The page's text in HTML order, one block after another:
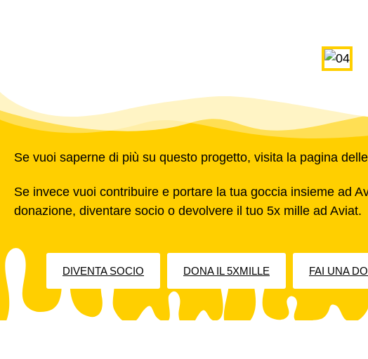
Se vuoi saperne di più su questo progetto, visita la pagina delle
Se invece vuoi contribuire e portare la tua goccia insieme ad
donazione, diventare socio o devolvere il tuo 5x mille ad Aviat.
DIVENTA SOCIO DONA IL 5XMILLE FAI UNA